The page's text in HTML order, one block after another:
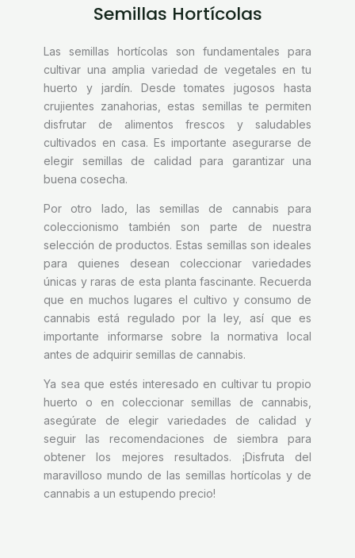
Semillas Hortícolas
Las semillas hortícolas son fundamentales para
cultivar una amplia variedad de vegetales en tu
huerto y jardín. Desde tomates jugosos hasta
crujientes zanahorias, estas semillas te permiten
disfrutar de alimentos frescos y saludables
cultivados en casa. Es importante asegurarse de
elegir semillas de calidad para garantizar una
buena cosecha.
Por otro lado, las semillas de cannabis para
coleccionismo también son parte de nuestra
selección de productos. Estas semillas son ideales
para quienes desean coleccionar variedades
únicas y raras de esta planta fascinante. Recuerda
que en muchos lugares el cultivo y consumo de
cannabis está regulado por la ley, así que es
importante informarse sobre la normativa local
antes de adquirir semillas de cannabis.
Ya sea que estés interesado en cultivar tu propio
huerto o en coleccionar semillas de cannabis,
asegúrate de elegir variedades de calidad y
seguir las recomendaciones de siembra para
obtener los mejores resultados. ¡Disfruta del
maravilloso mundo de las semillas hortícolas y de
cannabis a un estupendo precio!